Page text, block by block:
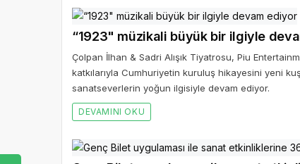
“1923" müzikali büyük bir ilgiyle
Çolpan İlhan & Sadri Alışık Tiyatrosu, Piu
katkılarıyla Cumhuriyetin kuruluş hikayesini yeni
sanatseverlerin yoğun ilgisiyle devam ediyor.
DEVAMINI OKU